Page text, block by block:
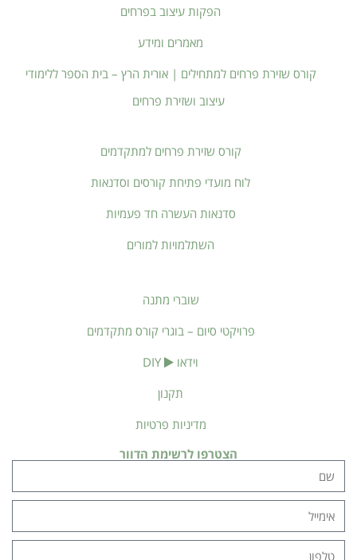
הפקות עיצוב בפרחים
מאמרים ומידע
קורס שזירת פרחים למתחילים | אורית הרץ – בית הספר ללימודי
עיצוב ושזירת פרחים
קורס שזירת פרחים למתקדמים
לוח מועדי פתיחת קורסים וסדנאות
סדנאות העשרה חד פעמיות
השתלמויות למורים
שוברי מתנה
פרויקטי סיום – בוגרי קורס מתקדמים
וידאו
תקנון
מדיניות פרטיות
הצטרפו לרשימת הדוור